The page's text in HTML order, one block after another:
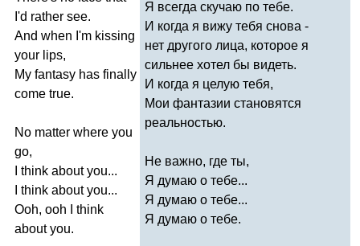
I'd rather see.
And when I'm kissing
your lips,
My fantasy has finally
come true.
No matter where you
go,
think about you...
think about you...
Ooh, ooh
think
about you.
Я всегда скучаю по тебе.
И когда я вижу тебя снова -
нет другого лица, которое я
сильнее хотел бы видеть.
И когда я целую тебя,
Мои фантазии становятся
реальностью.
Не важно, где ты,
Я думаю о тебе...
Я думаю о тебе...
Я думаю о тебе.